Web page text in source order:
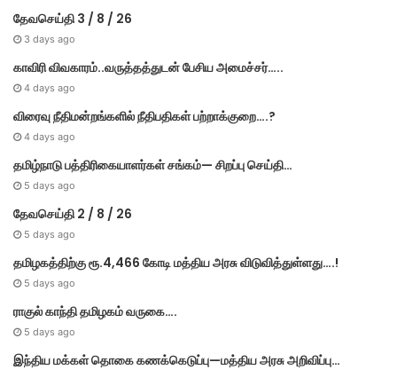
தேவசெய்தி 3 / 8 / 26
3 days ago
காவிரி விவகாரம்..வருத்தத்துடன் பேசிய அமைச்சர்…..
4 days ago
விரைவு நீதிமன்றங்களில் நீதிபதிகள் பற்றாக்குறை….?
4 days ago
தமிழ்நாடு பத்திரிகையாளர்கள் சங்கம்— சிறப்பு செய்தி…
5 days ago
தேவசெய்தி 2 / 8 / 26
5 days ago
தமிழகத்திற்கு ரூ.4,466 கோடி மத்திய அரசு விடுவித்துள்ளது….!
5 days ago
ராகுல் காந்தி தமிழகம் வருகை….
5 days ago
இந்திய மக்கள் தொகை கணக்கெடுப்பு—மத்திய அரசு அறிவிப்பு…